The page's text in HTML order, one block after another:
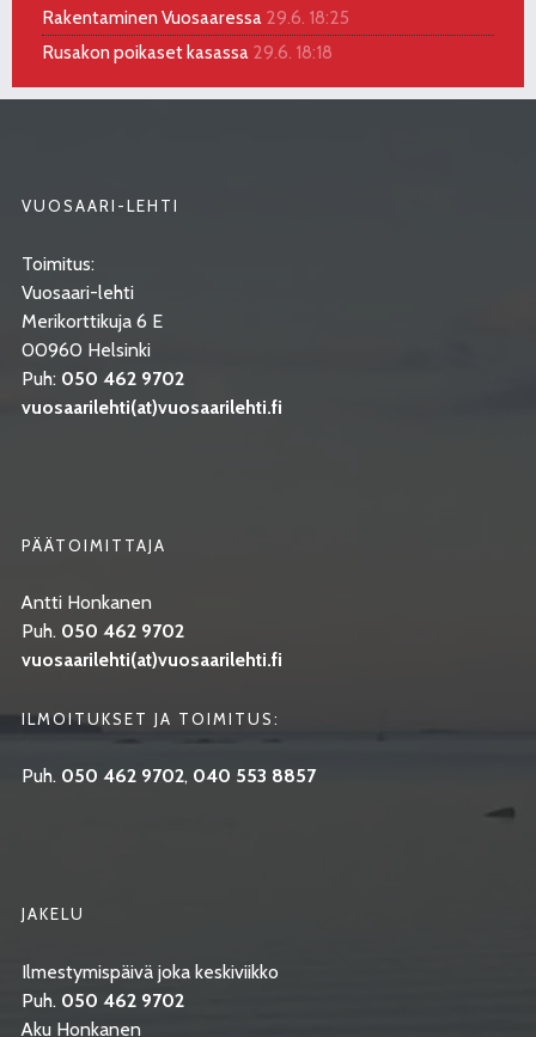
Rakentaminen Vuosaaressa 29.6. 18:25
Rusakon poikaset kasassa 29.6. 18:18
VUOSAARI-LEHTI
Toimitus:
Vuosaari-lehti
Merikorttikuja 6 E
00960 Helsinki
Puh: 050 462 9702
vuosaarilehti(at)vuosaarilehti.fi
PÄÄTOIMITTAJA
Antti Honkanen
Puh. 050 462 9702
vuosaarilehti(at)vuosaarilehti.fi
ILMOITUKSET JA TOIMITUS:
Puh. 050 462 9702, 040 553 8857
JAKELU
Ilmestymispäivä joka keskiviikko
Puh. 050 462 9702
Aku Honkanen